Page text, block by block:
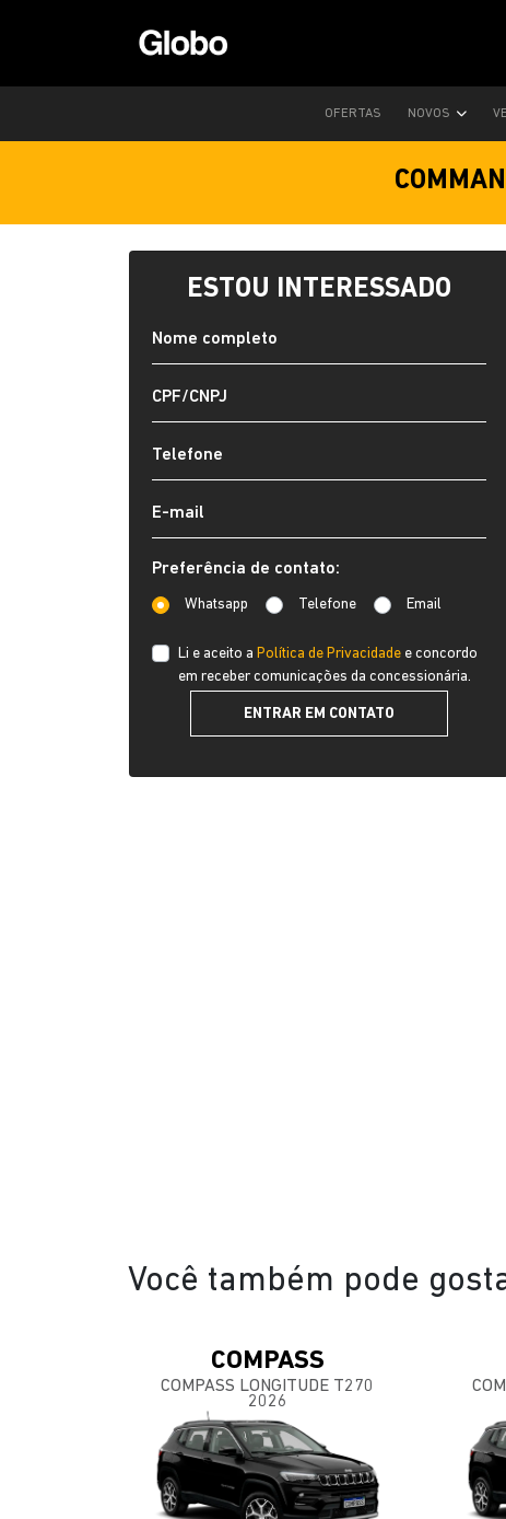
OFERTAS NOVOS
ESTOU INTERESSADO
Preferência de contato:
Whatsapp Telefone Email
Li e aceito a Política de Privacidade e concordo
em receber comunicações da concessionária.
ENTRAR EM CONTATO
Você também pode
COMPASS
COMPASS LONGITUDE T270
2026